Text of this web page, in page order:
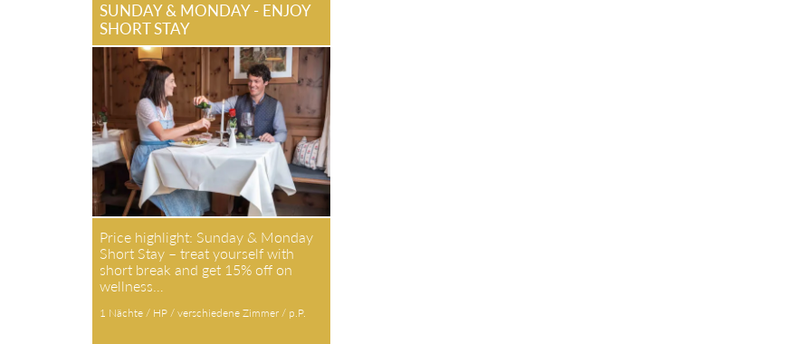
SUNDAY & MONDAY - ENJOY
SHORT STAY
Price highlight: Sunday & Monday
Short Stay – treat yourself with
short break and get 15% off on
wellness…
1 Nächte / HP / verschiedene Zimmer / p.P.